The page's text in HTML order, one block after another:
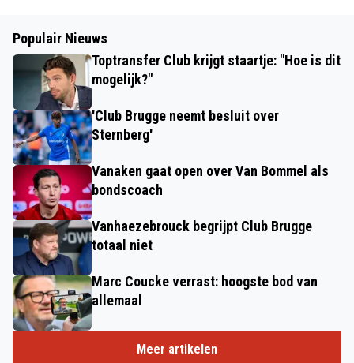
Populair Nieuws
Toptransfer Club krijgt staartje: "Hoe is dit
mogelijk?"
'Club Brugge neemt besluit over
Sternberg'
Vanaken gaat open over Van Bommel als
bondscoach
Vanhaezebrouck begrijpt Club Brugge
totaal niet
Marc Coucke verrast: hoogste bod van
allemaal
Meer artikelen